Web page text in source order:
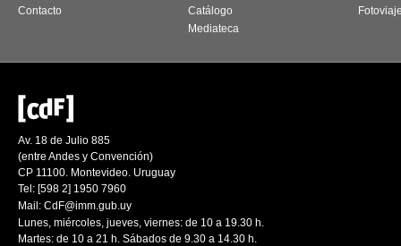
Contacto
Catálogo
Mediateca
Av. 18 de Julio 885
(entre Andes y Convención)
CP 11100. Montevideo. Uruguay
Tel: [598 2] 1950 7960
Mail: CdF@imm.gub.uy
Lunes, miércoles, jueves, viernes: de 10 a 19.30 h.
Martes: de 10 a 21 h. Sábados de 9.30 a 14.30 h.